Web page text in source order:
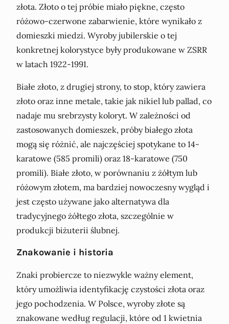
złota. Złoto o tej próbie miało piękne, często
różowo-czerwone zabarwienie, które wynikało z
domieszki miedzi. Wyroby jubilerskie o tej
konkretnej kolorystyce były produkowane w ZSRR
w latach 1922-1991.
Białe złoto, z drugiej strony, to stop, który zawiera
złoto oraz inne metale, takie jak nikiel lub pallad, co
nadaje mu srebrzysty koloryt. W zależności od
zastosowanych domieszek, próby białego złota
mogą się różnić, ale najczęściej spotykane to 14-
karatowe (585 promili) oraz 18-karatowe (750
promili). Białe złoto, w porównaniu z żółtym lub
różowym złotem, ma bardziej nowoczesny wygląd i
jest często używane jako alternatywa dla
tradycyjnego żółtego złota, szczególnie w
produkcji biżuterii ślubnej.
Znakowanie i historia
Znaki probiercze to niezwykle ważny element,
który umożliwia identyfikację czystości złota oraz
jego pochodzenia. W Polsce, wyroby złote są
znakowane według regulacji, które od 1 kwietnia